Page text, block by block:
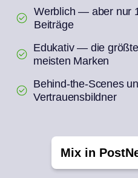
Werblich — aber nur
Beiträge
Edukativ — die
meisten Marken
Behind-the-Scenes
Vertrauensbildner
Mix in